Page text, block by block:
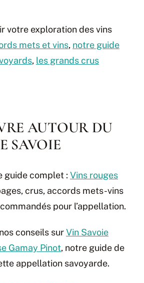
votre exploration des vins
mets et vins, notre guide
, les grands crus
AUTOUR DU
SAVOIE
guide complet : Vins rouges
crus, accords mets-vins
pour l’appellation.
conseils surVin Savoie
Gamay Pinot, notre guide de
appellation savoyarde.